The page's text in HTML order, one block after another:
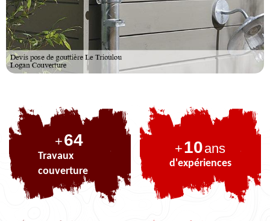
+79
Travaux
couverture
+10ans
d'expériences